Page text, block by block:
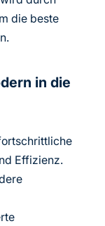
die beste
in die
Effizienz.